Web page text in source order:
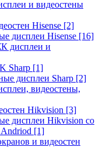
и видеостены
Hisense [2]
дисплеи Hisense [16]
дисплеи и
Sharp [1]
дисплеи Sharp [2]
видеостены,
Hikvision [3]
дисплеи Hikvision со
[1]
и видеостен